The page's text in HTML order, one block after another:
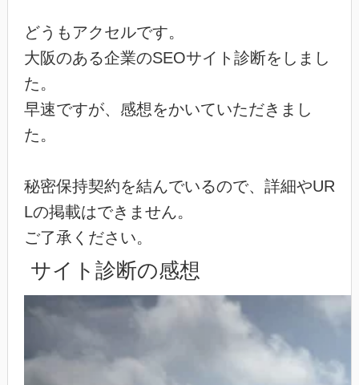
どうもアクセルです。
大阪のある企業のSEOサイト診断をしまし
た。
早速ですが、感想をかいていただきまし
た。
秘密保持契約を結んでいるので、詳細やUR
Lの掲載はできません。
ご了承ください。
サイト診断の感想